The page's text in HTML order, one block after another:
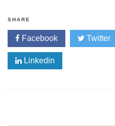
SHARE
Facebook Twitter
Linkedin